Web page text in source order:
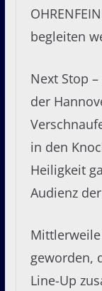
begleiten
Next Stop –
der
in den
Heiligkeit
Audienz
geworden,
Line-Up